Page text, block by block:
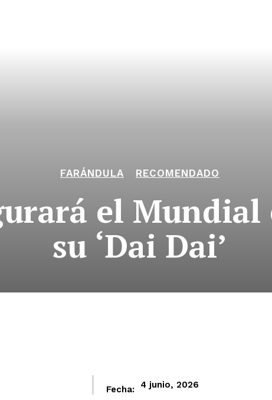
FARÁNDULA RECOMENDADO
el Mundial
su ‘Dai Dai’
Fecha: 4 junio, 2026